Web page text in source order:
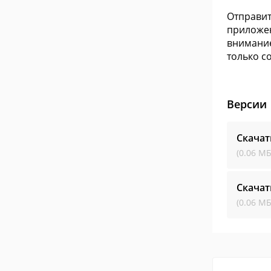
только
Версии
(0.06
(0.06